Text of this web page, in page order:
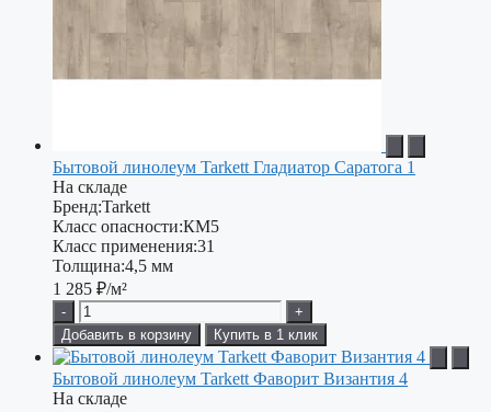
Бытовой линолеум Tarkett Гладиатор Саратога 1
На складе
Бренд:Tarkett
Класс опасности:КМ5
Класс применения:31
Толщина:4,5 мм
1 285 ₽/м²
-
+
Добавить в корзину
Купить в 1 клик
Бытовой линолеум Tarkett Фаворит Византия 4
На складе